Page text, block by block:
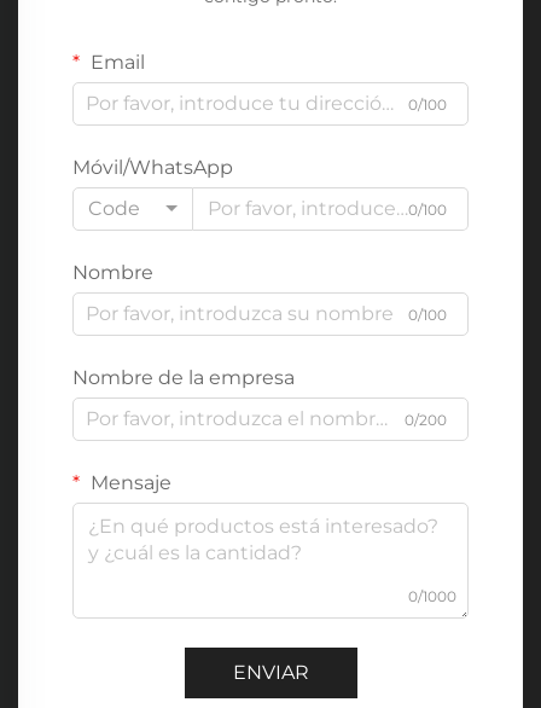
Email
0/100
Móvil/WhatsApp
Code
0/100
Nombre
0/100
Nombre de la empresa
0/200
Mensaje
0/1000
ENVIAR